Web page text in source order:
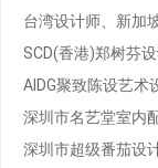
台湾设计师、新加
SCD(香港)郑树芬
AIDG聚致陈设艺术
深圳市名艺堂室内
深圳市超级番茄设